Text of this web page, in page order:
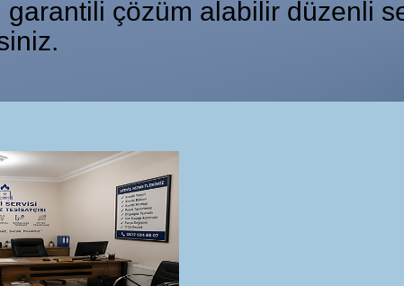
garantili çözüm alabilir düzenli